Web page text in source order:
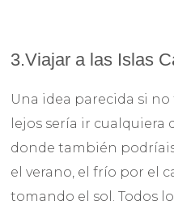
3.Viajar a las Islas
Una idea parecida si
lejos sería ir cualquiera
donde también
el verano, el frío por el
tomando el sol. Todos